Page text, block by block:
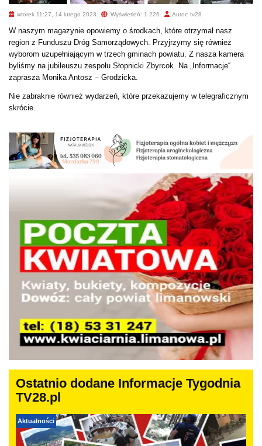
wtorek 11:27, 14 lutego 2023 Wyświetleń: 1 226 Autor: tv28
W naszym magazynie opowiemy o środkach, które otrzymał nasz
region z Funduszu Dróg Samorządowych. Przyjrzymy się również
wyborom uzupełniającym w trzech gminach powiatu. Z nasza kamera
byliśmy na jubileuszu zespołu Słopnicki Zbyrcok. Na „Informacje“
zaprasza Monika Antosz – Grodzicka.
Nie zabraknie również wydarzeń, które przekazujemy w telegraficznym
skrócie.
Ostatnio dodane Informacje Tygodnia
TV28.pl
Aktualności